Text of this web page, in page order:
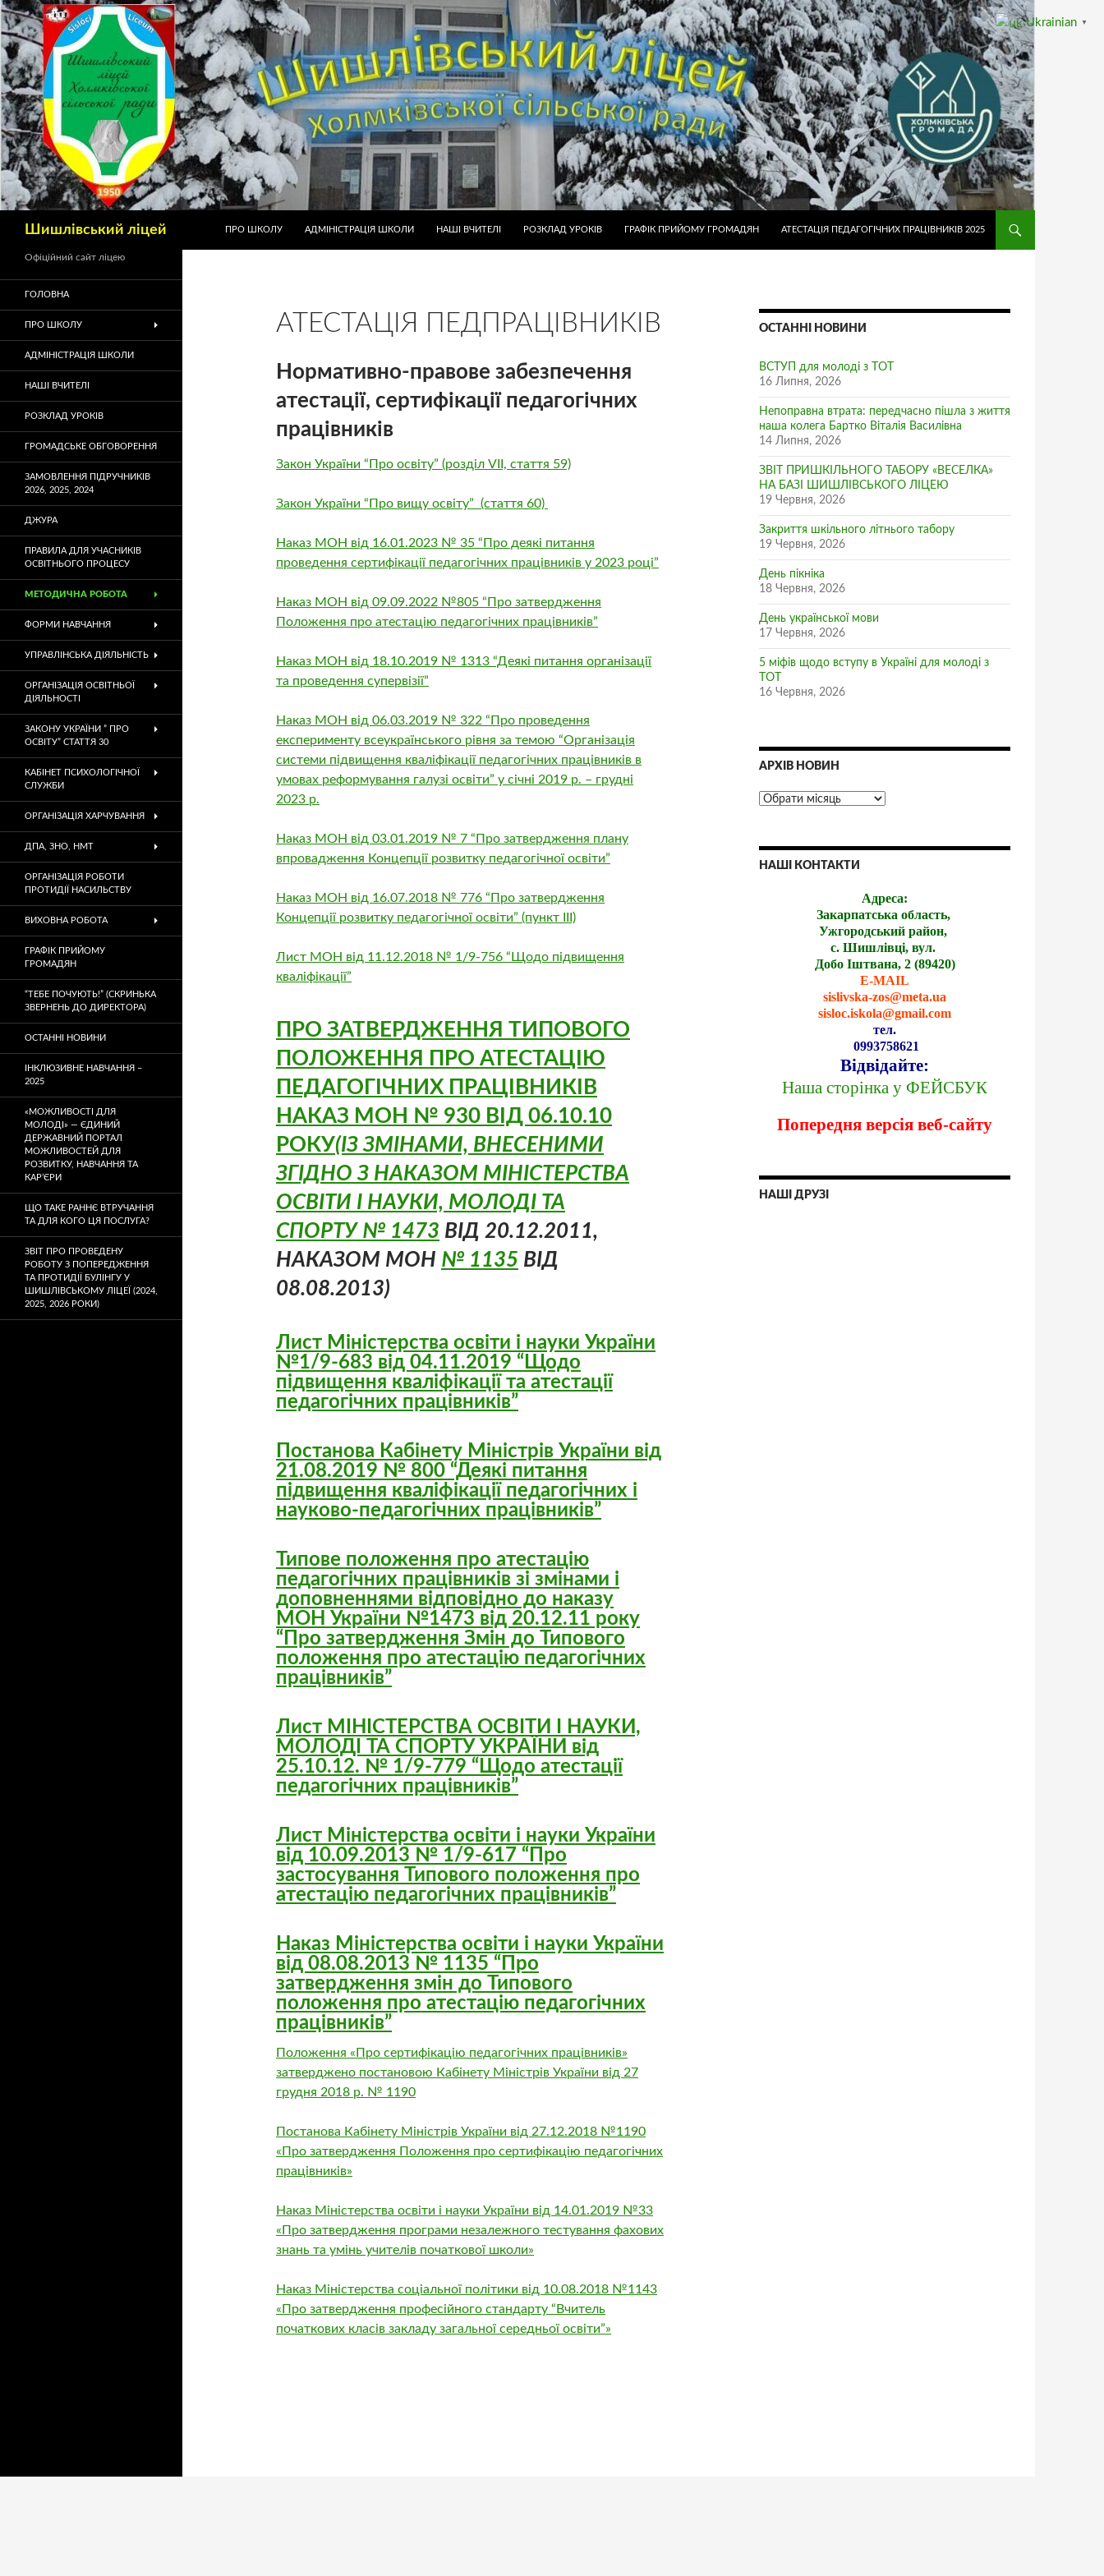
Шишлівський ліцей ПРО ШКОЛУ АДМІНІСТРАЦІЯ ШКОЛИ НАШІ ВЧИТЕЛІ РОЗКЛАД УРОКІВ ГРАФІК ПРИЙОМУ ГРОМАДЯН АТЕСТАЦІЯ ПЕДАГОГІЧНИХ ПРАЦІВНИКІВ 2025
АТЕСТАЦІЯ ПЕДПРАЦІВНИКІВ
Нормативно-правове забезпечення
атестації, сертифікації педагогічних
працівників
Закон України “Про освіту” (розділ VII, стаття 59)
Закон України “Про вищу освіту” (стаття 60)
Наказ МОН від 16.01.2023 № 35 “Про деякі питання
проведення сертифікації педагогічних працівників у 2023 році”
Наказ МОН від 09.09.2022 №805 “Про затвердження
Положення про атестацію педагогічних працівників”
Наказ МОН від 18.10.2019 № 1313 “Деякі питання організації
та проведення супервізії”
Наказ МОН від 06.03.2019 № 322 “Про проведення
експерименту всеукраїнського рівня за темою “Організація
системи підвищення кваліфікації педагогічних працівників в
умовах реформування галузі освіти” у січні 2019 р. – грудні
2023 р.
Наказ МОН від 03.01.2019 № 7 “Про затвердження плану
впровадження Концепції розвитку педагогічної освіти”
Наказ МОН від 16.07.2018 № 776 “Про затвердження
Концепції розвитку педагогічної освіти” (пункт ІІІ)
Лист МОН від 11.12.2018 № 1/9-756 “Щодо підвищення
кваліфікації”
ПРО ЗАТВЕРДЖЕННЯ ТИПОВОГО
ПОЛОЖЕННЯ ПРО АТЕСТАЦІЮ
ПЕДАГОГІЧНИХ ПРАЦІВНИКІВ
НАКАЗ МОН № 930 ВІД 06.10.10
РОКУ(ІЗ ЗМІНАМИ, ВНЕСЕНИМИ
ЗГІДНО З НАКАЗОМ МІНІСТЕРСТВА
ОСВІТИ І НАУКИ, МОЛОДІ ТА
СПОРТУ № 1473 ВІД 20.12.2011,
НАКАЗОМ МОН № 1135 ВІД
08.08.2013)
Лист Міністерства освіти і науки України
№1/9-683 від 04.11.2019 “Щодо
підвищення кваліфікації та атестації
педагогічних працівників”
Постанова Кабінету Міністрів України від
21.08.2019 № 800 “Деякі питання
підвищення кваліфікації педагогічних і
науково-педагогічних працівників”
Типове положення про атестацію
педагогічних працівників зі змінами і
доповненнями відповідно до наказу
МОН України №1473 від 20.12.11 року
“Про затвердження Змін до Типового
положення про атестацію педагогічних
працівників”
Лист МІНІСТЕРСТВА ОСВІТИ І НАУКИ,
МОЛОДІ ТА СПОРТУ УКРАЇНИ від
25.10.12. № 1/9-779 “Щодо атестації
педагогічних працівників”
Лист Міністерства освіти і науки України
від 10.09.2013 № 1/9-617 “Про
застосування Типового положення про
атестацію педагогічних працівників”
Наказ Міністерства освіти і науки України
від 08.08.2013 № 1135 “Про
затвердження змін до Типового
положення про атестацію педагогічних
працівників”
Положення «Про сертифікацію педагогічних працівників»
затверджено постановою Кабінету Міністрів України від 27
грудня 2018 р. № 1190
Постанова Кабінету Міністрів України від 27.12.2018 №1190
«Про затвердження Положення про сертифікацію педагогічних
працівників»
Наказ Міністерства освіти і науки України від 14.01.2019 №33
«Про затвердження програми незалежного тестування фахових
знань та умінь учителів початкової школи»
Наказ Міністерства соціальної політики від 10.08.2018 №1143
«Про затвердження професійного стандарту “Вчитель
початкових класів закладу загальної середньої освіти”»
ОСТАННІ НОВИНИ
ВСТУП для молоді з ТОТ
16 Липня, 2026
Непоправна втрата: передчасно пішла з життя
наша колега Бартко Віталія Василівна
14 Липня, 2026
ЗВІТ ПРИШКІЛЬНОГО ТАБОРУ «ВЕСЕЛКА»
НА БАЗІ ШИШЛІВСЬКОГО ЛІЦЕЮ
19 Червня, 2026
Закриття шкільного літнього табору
19 Червня, 2026
День пікніка
18 Червня, 2026
День української мови
17 Червня, 2026
5 міфів щодо вступу в Україні для молоді з
ТОТ
16 Червня, 2026
АРХІВ НОВИН
НАШІ КОНТАКТИ
Адреса:
Закарпатська область,
Ужгородський район,
с. Шишлівці, вул.
Добо Іштвана, 2 (89420)
E-MAIL
sislivska-zos@meta.ua
sisloc.iskola@gmail.com
тел.
0993758621
Відвідайте:
Наша сторінка у ФЕЙСБУК
Попередня версія веб-сайту
НАШІ ДРУЗІ
Офіційний сайт ліцею
ГОЛОВНА
ПРО ШКОЛУ
АДМІНІСТРАЦІЯ ШКОЛИ
НАШІ ВЧИТЕЛІ
РОЗКЛАД УРОКІВ
ГРОМАДСЬКЕ ОБГОВОРЕННЯ
ЗАМОВЛЕННЯ ПІДРУЧНИКІВ
2026, 2025, 2024
ДЖУРА
ПРАВИЛА ДЛЯ УЧАСНИКІВ
ОСВІТНЬОГО ПРОЦЕСУ
МЕТОДИЧНА РОБОТА
ФОРМИ НАВЧАННЯ
УПРАВЛІНСЬКА ДІЯЛЬНІСТЬ
ОРГАНІЗАЦІЯ ОСВІТНЬОЇ
ДІЯЛЬНОСТІ
ЗАКОНУ УКРАЇНИ ” ПРО
ОСВІТУ” СТАТТЯ 30
КАБІНЕТ ПСИХОЛОГІЧНОЇ
СЛУЖБИ
ОРГАНІЗАЦІЯ ХАРЧУВАННЯ
ДПА, ЗНО, НМТ
ОРГАНІЗАЦІЯ РОБОТИ
ПРОТИДІЇ НАСИЛЬСТВУ
ВИХОВНА РОБОТА
ГРАФІК ПРИЙОМУ
ГРОМАДЯН
“ТЕБЕ ПОЧУЮТЬ!” (СКРИНЬКА
ЗВЕРНЕНЬ ДО ДИРЕКТОРА)
ОСТАННІ НОВИНИ
ІНКЛЮЗИВНЕ НАВЧАННЯ –
2025
«МОЖЛИВОСТІ ДЛЯ
МОЛОДІ» — ЄДИНИЙ
ДЕРЖАВНИЙ ПОРТАЛ
МОЖЛИВОСТЕЙ ДЛЯ
РОЗВИТКУ, НАВЧАННЯ ТА
КАР’ЄРИ
ЩО ТАКЕ РАННЄ ВТРУЧАННЯ
ТА ДЛЯ КОГО ЦЯ ПОСЛУГА?
ЗВІТ ПРО ПРОВЕДЕНУ
РОБОТУ З ПОПЕРЕДЖЕННЯ
ТА ПРОТИДІЇ БУЛІНГУ У
ШИШЛІВСЬКОМУ ЛІЦЕЇ (2024,
2025, 2026 РОКИ)
Ukrainian ▼